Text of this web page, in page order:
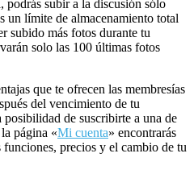
podrás subir a la discusión sólo
un límite de almacenamiento total
subido más fotos durante tu
solo las 100 últimas fotos
que te ofrecen las membresías
del vencimiento de tu
posibilidad de suscribirte a una de
página «Mi cuenta» encontrarás
precios y el cambio de tu